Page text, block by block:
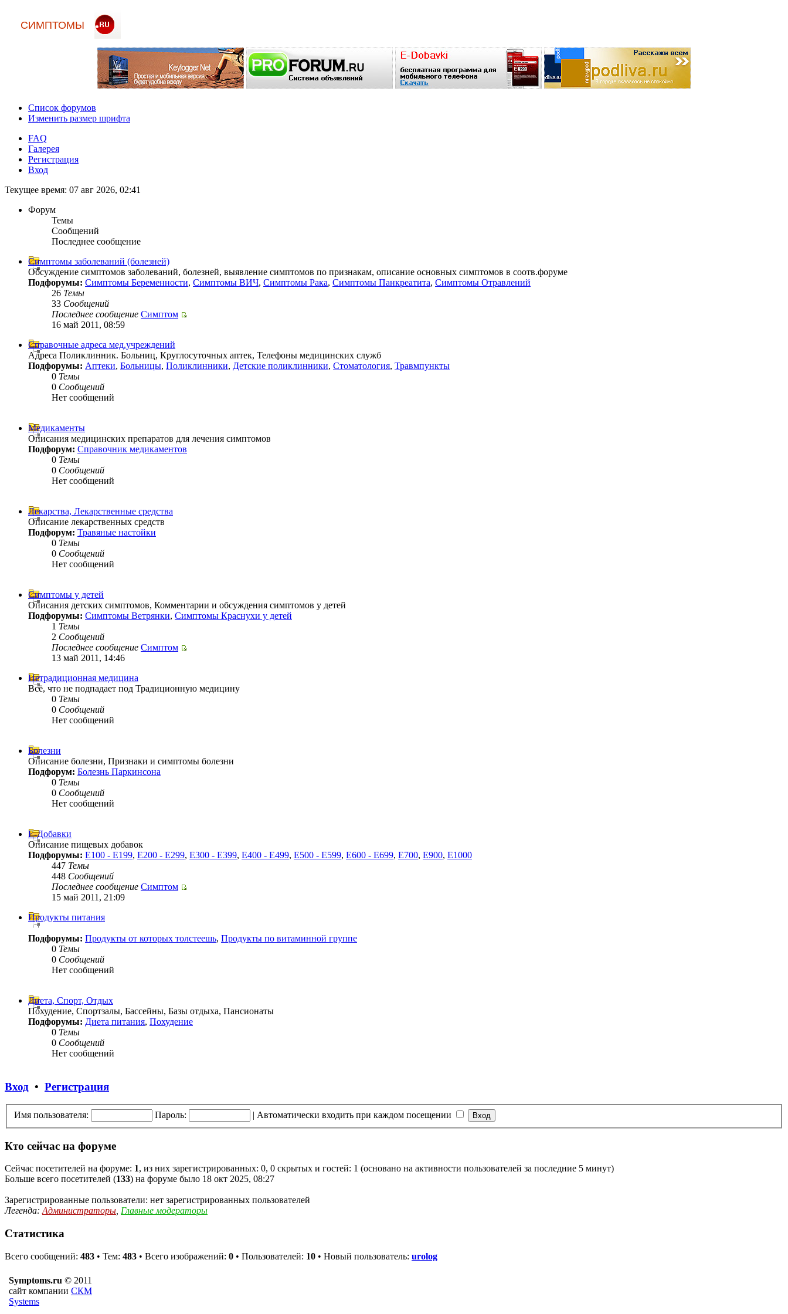
СИМПТОМЫ
Список форумов
Изменить размер шрифта
FAQ
Галерея
Регистрация
Вход
Текущее время: 07 авг 2026, 02:41
Форум
Темы
Сообщений
Последнее сообщение
Симптомы заболеваний (болезней)
Обсуждение симптомов заболеваний, болезней, выявление симптомов по признакам, описание основных симптомов в соотв.форуме
Подфорумы: Симптомы Беременности, Симптомы ВИЧ, Симптомы Рака, Симптомы Панкреатита, Симптомы Отравлений
26 Темы
33 Сообщений
Последнее сообщение Симптом
16 май 2011, 08:59
Справочные адреса мед.учреждений
Адреса Поликлинник. Больниц, Круглосуточных аптек, Телефоны медицинских служб
Подфорумы: Аптеки, Больницы, Поликлинники, Детские поликлинники, Стоматология, Травмпункты
0 Темы
0 Сообщений
Нет сообщений
Медикаменты
Описания медицинских препаратов для лечения симптомов
Подфорум: Справочник медикаментов
0 Темы
0 Сообщений
Нет сообщений
Лекарства, Лекарственные средства
Описание лекарственных средств
Подфорум: Травяные настойки
0 Темы
0 Сообщений
Нет сообщений
Симптомы у детей
Описания детских симптомов, Комментарии и обсуждения симптомов у детей
Подфорумы: Симптомы Ветрянки, Симптомы Краснухи у детей
1 Темы
2 Сообщений
Последнее сообщение Симптом
13 май 2011, 14:46
Нетрадиционная медицина
Всё, что не подпадает под Традиционную медицину
0 Темы
0 Сообщений
Нет сообщений
Болезни
Описание болезни, Признаки и симптомы болезни
Подфорум: Болезнь Паркинсона
0 Темы
0 Сообщений
Нет сообщений
Е-Добавки
Описание пищевых добавок
Подфорумы: E100 - E199, E200 - E299, E300 - E399, E400 - E499, E500 - E599, E600 - E699, E700, E900, E1000
447 Темы
448 Сообщений
Последнее сообщение Симптом
15 май 2011, 21:09
Продукты питания
Подфорумы: Продукты от которых толстеешь, Продукты по витаминной группе
0 Темы
0 Сообщений
Нет сообщений
Диета, Спорт, Отдых
Похудение, Спортзалы, Бассейны, Базы отдыха, Пансионаты
Подфорумы: Диета питания, Похудение
0 Темы
0 Сообщений
Нет сообщений
Вход • Регистрация
Имя пользователя: Пароль: | Автоматически входить при каждом посещении
Кто сейчас на форуме
Сейчас посетителей на форуме: 1, из них зарегистрированных: 0, 0 скрытых и гостей: 1 (основано на активности пользователей за последние 5 минут)
Больше всего посетителей (133) на форуме было 18 окт 2025, 08:27
Зарегистрированные пользователи: нет зарегистрированных пользователей
Легенда:Администраторы, Главные модераторы
Статистика
Всего сообщений: 483 • Тем: 483 • Всего изображений: 0 • Пользователей: 10 • Новый пользователь: urolog
Symptoms.ru © 2011
сайт компании СКМ
Systems